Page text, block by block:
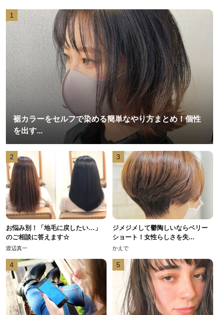
1
裾カラーをセルフで染める簡単なやり方まとめ！個性
を出す...
2
お悩み別！「地毛に戻したい…」
のご相談に答えます☆
渡辺真一
3
ジメジメして鬱陶しいならベリー
ショート！女性らしさを失...
かえで
4 5